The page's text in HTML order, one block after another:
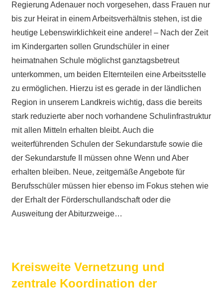
Regierung Adenauer noch vorgesehen, dass Frauen nur
bis zur Heirat in einem Arbeitsverhältnis stehen, ist die
heutige Lebenswirklichkeit eine andere! – Nach der Zeit
im Kindergarten sollen Grundschüler in einer
heimatnahen Schule möglichst ganztagsbetreut
unterkommen, um beiden Elternteilen eine Arbeitsstelle
zu ermöglichen. Hierzu ist es gerade in der ländlichen
Region in unserem Landkreis wichtig, dass die bereits
stark reduzierte aber noch vorhandene Schulinfrastruktur
mit allen Mitteln erhalten bleibt. Auch die
weiterführenden Schulen der Sekundarstufe sowie die
der Sekundarstufe II müssen ohne Wenn und Aber
erhalten bleiben. Neue, zeitgemäße Angebote für
Berufsschüler müssen hier ebenso im Fokus stehen wie
der Erhalt der Förderschullandschaft oder die
Ausweitung der Abiturzweige…
Kreisweite Vernetzung und
zentrale Koordination der